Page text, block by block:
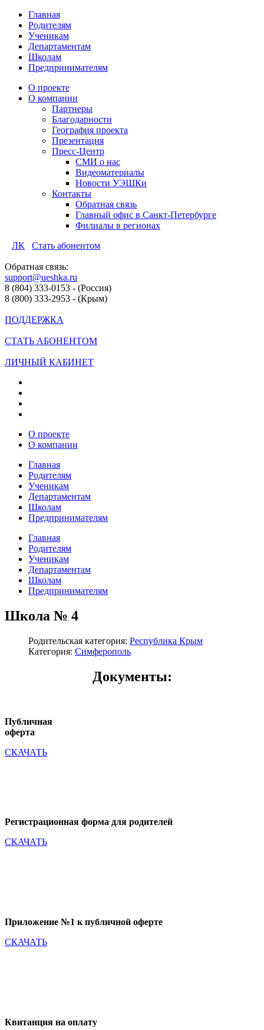
Главная
Родителям
Ученикам
Департаментам
Школам
Предпринимателям
О проекте
О компании
Партнеры
Благодарности
География проекта
Презентация
Пресс-Центр
СМИ о нас
Видеоматериалы
Новости УЭШКи
Контакты
Обратная связь
Главный офис в Санкт-Петербурге
Филиалы в регионах
ЛК
Стать абонентом
Обратная связь:
support@ueshka.ru
8 (804) 333-0153 - (Россия)
8 (800) 333-2953 - (Крым)
ПОДДЕРЖКА
СТАТЬ АБОНЕНТОМ
ЛИЧНЫЙ КАБИНЕТ
О проекте
О компании
Главная
Родителям
Ученикам
Департаментам
Школам
Предпринимателям
Главная
Родителям
Ученикам
Департаментам
Школам
Предпринимателям
Школа № 4
Родительская категория: Республика Крым
Категория: Симферополь
Документы:
Публичная
оферта
СКАЧАТЬ
Регистрационная форма для родителей
СКАЧАТЬ
Приложение №1 к публичной оферте
СКАЧАТЬ
Квитанция на оплату